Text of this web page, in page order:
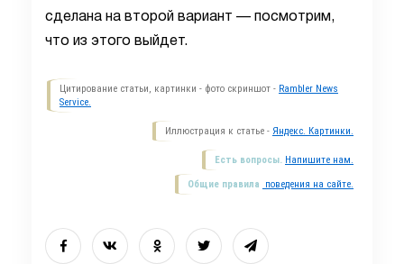
сделана на второй вариант — посмотрим,
что из этого выйдет.
Цитирование статьи, картинки - фото скриншот - Rambler News
Service.
Иллюстрация к статье - Яндекс. Картинки.
Есть вопросы. Напишите нам.
Общие правила поведения на сайте.